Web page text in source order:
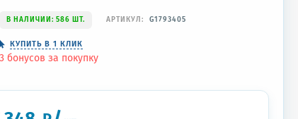
В НАЛИЧИИ: 586 ШТ. АРТИКУЛ: G1793405
КУПИТЬ В 1 КЛИК
бонусов за покупку